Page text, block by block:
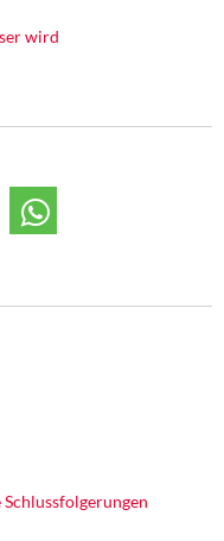
wird